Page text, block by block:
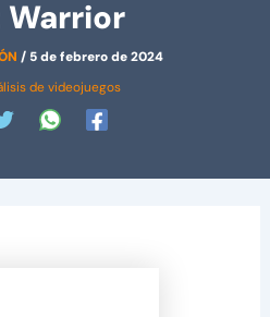
/ 5 de febrero de 2024
de videojuegos